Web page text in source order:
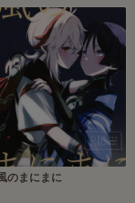
のまにまに